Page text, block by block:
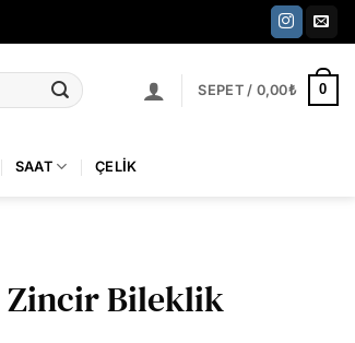
SEPET / 0,00₺ 0
SAAT ÇELIK
Zincir Bileklik